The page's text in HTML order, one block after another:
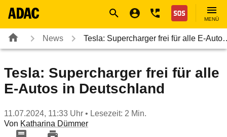
Nothilfe
MENÜ
News Tesla: Supercharger frei für alle E-
Tesla: Supercharger frei für alle
E-Autos in Deutschland
11.07.2024, 11:33 Uhr • Lesezeit: 2 Min.
Von Katharina Dümmer